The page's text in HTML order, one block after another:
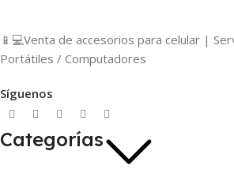
📱💻Venta de accesorios para celular |
Portátiles / Computadores
Síguenos
Categorías